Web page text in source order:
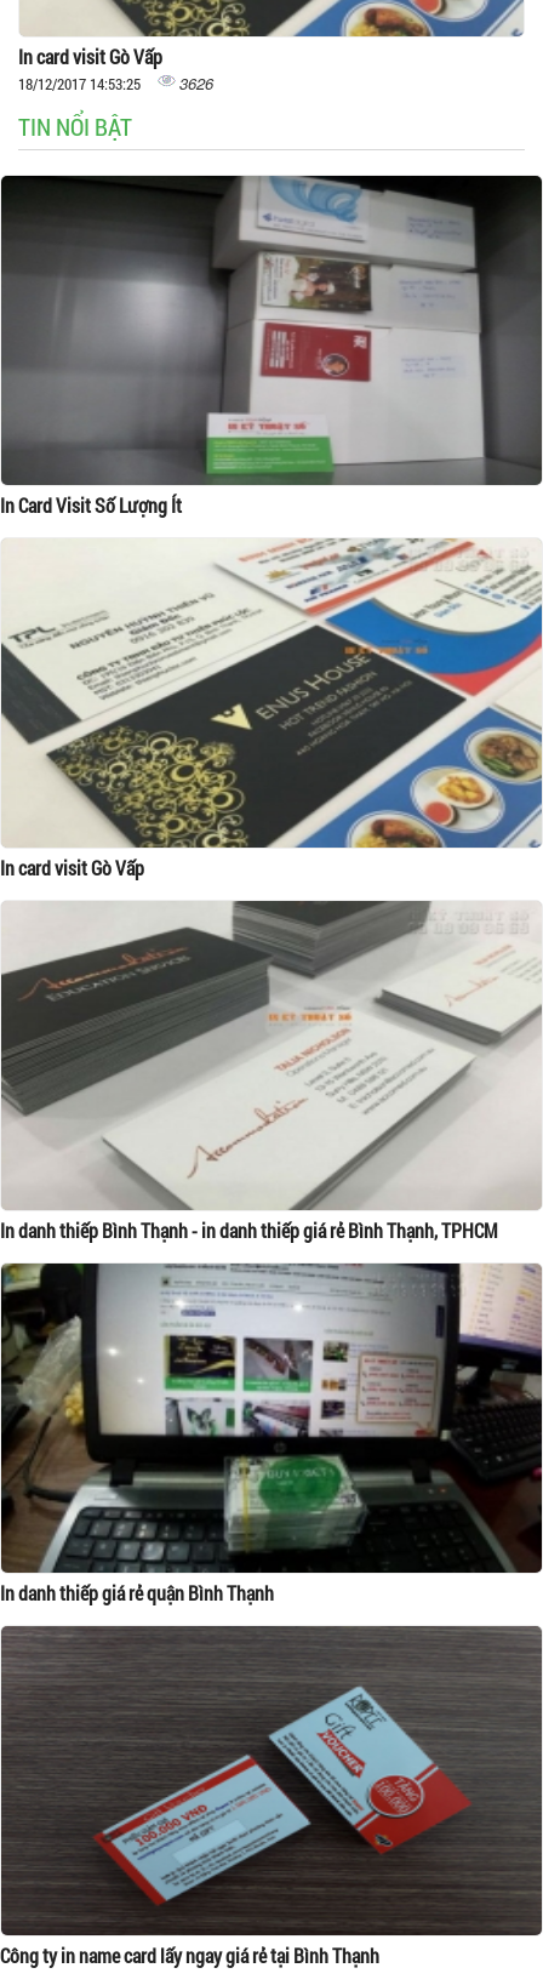
In card visit Gò Vấp
18/12/2017 14:53:25 3626
TIN NỔI BẬT
In Card Visit Số Lượng Ít
In card visit Gò Vấp
In danh thiếp Bình Thạnh - in danh thiếp giá rẻ Bình Thạnh, TPHCM
In danh thiếp giá rẻ quận Bình Thạnh
Công ty in name card lấy ngay giá rẻ tại Bình Thạnh